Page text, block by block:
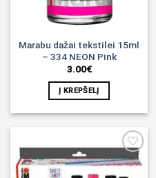
Marabu dažai tekstilei 15ml
– 334 NEON Pink
3.00€
Į KREPŠELĮ